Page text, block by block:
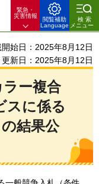
緊急・
災害情報
閲覧補助
Language
検索
メニュー
開始日：2025年8月12日
更新日：2025年8月12日
ラー複合
スに係る
結果公